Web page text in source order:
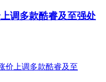
调多款酷睿及至强处